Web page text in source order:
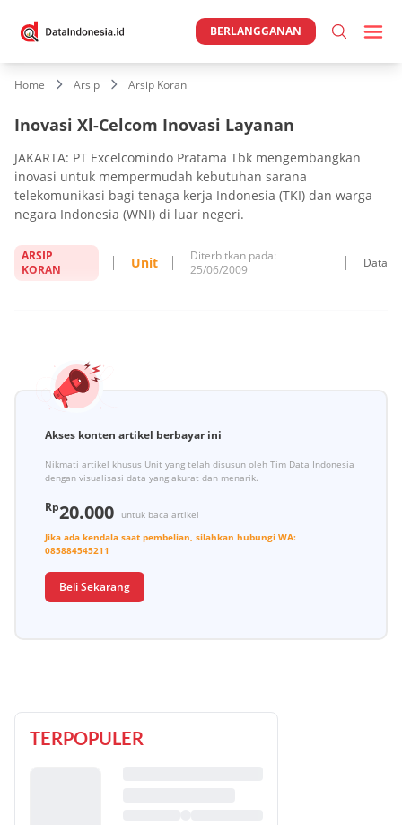
BERLANGGANAN
Home Arsip Arsip Koran
Inovasi Xl-Celcom Inovasi Layanan
JAKARTA: PT Excelcomindo Pratama Tbk mengembangkan
inovasi untuk mempermudah kebutuhan sarana
telekomunikasi bagi tenaga kerja Indonesia (TKI) dan warga
negara Indonesia (WNI) di luar negeri.
ARSIP
KORAN
Unit
Diterbitkan pada:
25/06/2009
Data
Akses konten artikel berbayar ini
Nikmati artikel khusus Unit yang telah disusun oleh Tim Data Indonesia
dengan visualisasi data yang akurat dan menarik.
Rp20.000
untuk baca artikel
Jika ada kendala saat pembelian, silahkan hubungi WA:
085884545211
Beli Sekarang
TERPOPULER